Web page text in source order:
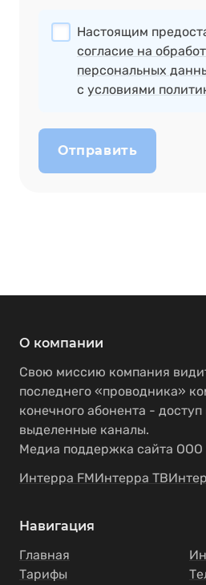
Настоящим
согласие на
персональных
с условиями
Отправить
О компании
Свою миссию компания
последнего «проводника»
конечного абонента -
выделенные каналы.
Медиа поддержка сайта
Интерра FMИнтерра ТВ
Навигация
Главная
Тарифы